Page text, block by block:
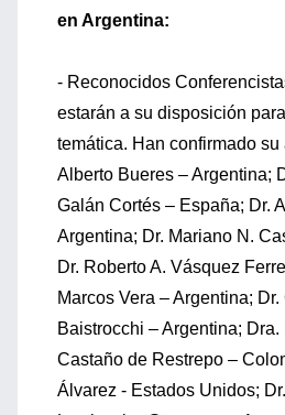
en Argentina:
- Reconocidos
estarán a su disposición
temática. Han confirmado su
Alberto Bueres – Argentina;
Galán Cortés – España; Dr.
Argentina; Dr. Mariano N.
Dr. Roberto A. Vásquez
Marcos Vera – Argentina; Dr.
Baistrocchi – Argentina;
Castaño de Restrepo –
Álvarez - Estados Unidos;